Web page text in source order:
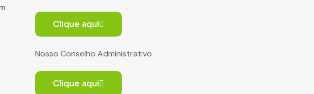
Clique aqui
Nosso Conselho Administrativo
Clique aqui